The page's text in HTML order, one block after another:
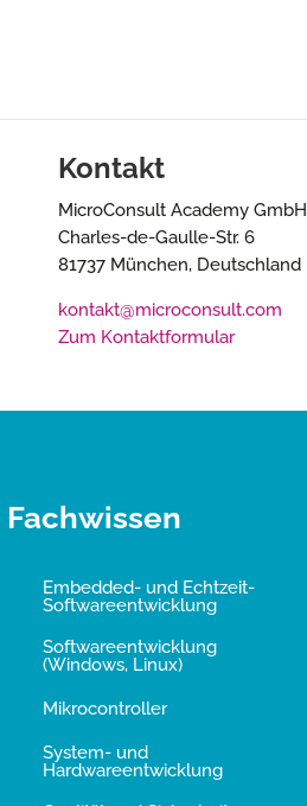
Kontakt
MicroConsult Academy GmbH
Charles-de-Gaulle-Str. 6
81737 München, Deutschland
kontakt@microconsult.com
Zum Kontaktformular
Fachwissen
Embedded- und Echtzeit-
Softwareentwicklung
Softwareentwicklung
(Windows, Linux)
Mikrocontroller
System- und
Hardwareentwicklung